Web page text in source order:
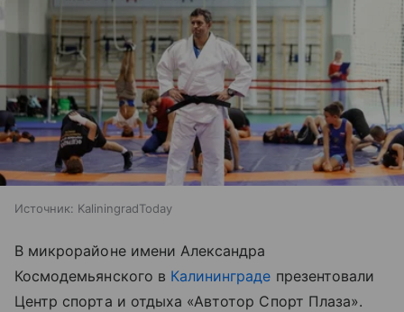
Источник: KaliningradToday
В микрорайоне имени Александра
Космодемьянского в Калининграде презентовали
Центр спорта и отдыха «Автотор Спорт Плаза».